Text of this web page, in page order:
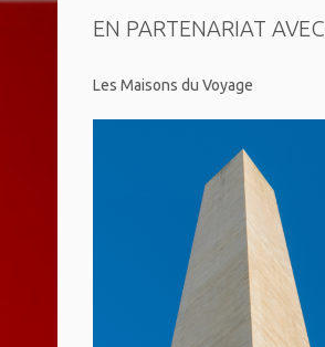
EN PARTENARIAT AVEC
Les Maisons du Voyage